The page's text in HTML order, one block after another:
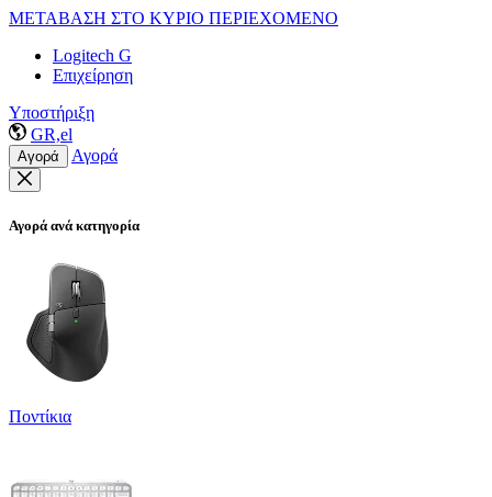
ΜΕΤΑΒΑΣΗ ΣΤΟ ΚΥΡΙΟ ΠΕΡΙΕΧΟΜΕΝΟ
Logitech G
Επιχείρηση
Υποστήριξη
GR,el
Αγορά Αγορά
Αγορά ανά κατηγορία
Ποντίκια